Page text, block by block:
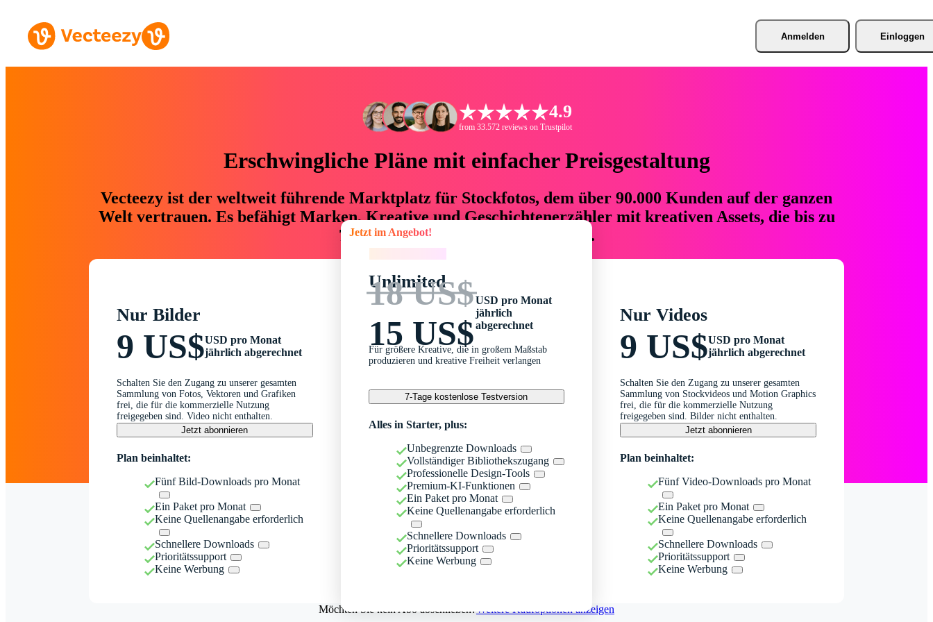
Anmelden Einloggen
4.9
from 33.572 reviews on Trustpilot
Erschwingliche Pläne mit einfacher Preisgestaltung
Vecteezy ist der weltweit führende Marktplatz für Stockfotos, dem über 90.000 Kunden auf der ganzen
Welt vertrauen. Es befähigt Marken, Kreative und Geschichtenerzähler mit kreativen Assets, die bis zu
76 % an Zeit und Budget einsparen.
Nur Bilder
9 US$USD pro Monat
jährlich abgerechnet
Schalten Sie den Zugang zu unserer gesamten
Sammlung von Fotos, Vektoren und Grafiken
frei, die für die kommerzielle Nutzung
freigegeben sind. Video nicht enthalten.
Jetzt abonnieren
Plan beinhaltet:
Fünf Bild-Downloads pro Monat
Ein Paket pro Monat
Keine Quellenangabe erforderlich
Schnellere Downloads
Prioritätssupport
Keine Werbung
Jetzt im Angebot!
Unlimited
18 US$
15 US$
USD pro Monat
jährlich
abgerechnet
Für größere Kreative, die in großem Maßstab
produzieren und kreative Freiheit verlangen
7-Tage kostenlose Testversion
Alles in Starter, plus:
Unbegrenzte Downloads
Vollständiger Bibliothekszugang
Professionelle Design-Tools
Premium-KI-Funktionen
Ein Paket pro Monat
Keine Quellenangabe erforderlich
Schnellere Downloads
Prioritätssupport
Keine Werbung
Nur Videos
9 US$USD pro Monat
jährlich abgerechnet
Schalten Sie den Zugang zu unserer gesamten
Sammlung von Stockvideos und Motion Graphics
frei, die für die kommerzielle Nutzung
freigegeben sind. Bilder nicht enthalten.
Jetzt abonnieren
Plan beinhaltet:
Fünf Video-Downloads pro Monat
Ein Paket pro Monat
Keine Quellenangabe erforderlich
Schnellere Downloads
Prioritätssupport
Keine Werbung
Möchten Sie kein Abo abschließen?Weitere Kaufoptionen anzeigen